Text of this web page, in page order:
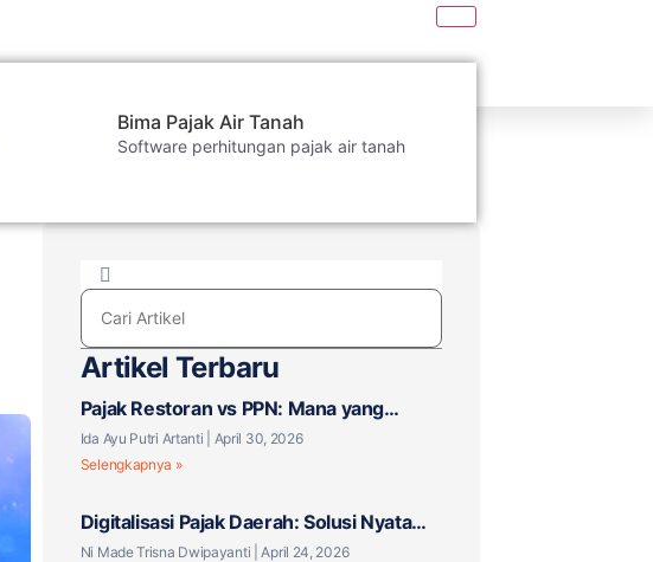
Bima Pajak Air Tanah
Software perhitungan pajak air tanah
Artikel Terbaru
Pajak Restoran vs PPN: Mana yang
Berlaku untuk Bisnis F&B Anda?
Ida Ayu Putri Artanti
April 30, 2026
Selengkapnya »
Digitalisasi Pajak Daerah: Solusi Nyata
atau Tantangan Baru?
Ni Made Trisna Dwipayanti April 24, 2026